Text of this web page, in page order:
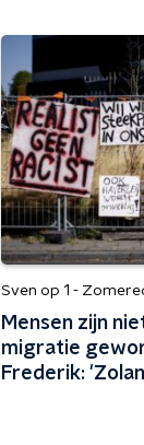
Sven op 1 -
Mensen zijn
migratie
Frederik: